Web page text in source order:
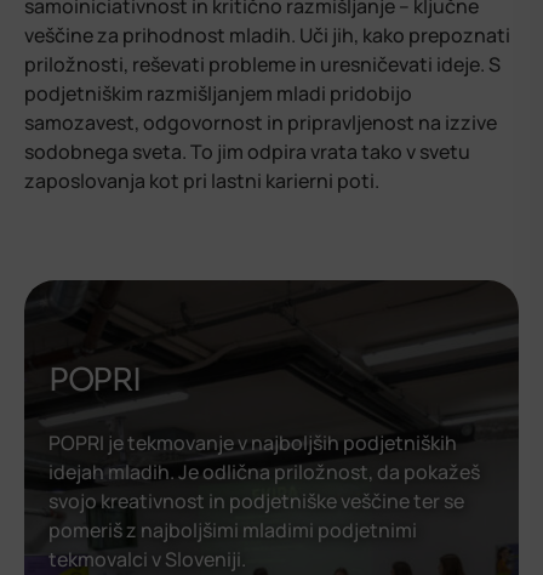
samoiniciativnost in kritično razmišljanje – ključne
veščine za prihodnost mladih. Uči jih, kako prepoznati
priložnosti, reševati probleme in uresničevati ideje. S
podjetniškim razmišljanjem mladi pridobijo
samozavest, odgovornost in pripravljenost na izzive
sodobnega sveta. To jim odpira vrata tako v svetu
zaposlovanja kot pri lastni karierni poti.
POPRI
POPRI je tekmovanje v najboljših podjetniških
idejah mladih. Je odlična priložnost, da pokažeš
svojo kreativnost in podjetniške veščine ter se
pomeriš z najboljšimi mladimi podjetnimi
tekmovalci v Sloveniji.